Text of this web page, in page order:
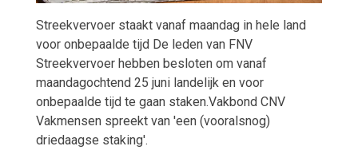
Streekvervoer staakt vanaf maandag in hele land
voor onbepaalde tijd De leden van FNV
Streekvervoer hebben besloten om vanaf
maandagochtend 25 juni landelijk en voor
onbepaalde tijd te gaan staken.Vakbond CNV
Vakmensen spreekt van 'een (vooralsnog)
driedaagse staking'.